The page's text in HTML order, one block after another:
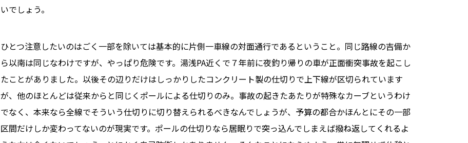
いでしょう。
ひとつ注意したいのはごく一部を除いては基本的に片側一車線の対面通行であるということ。同じ路線の吉備か
ら以南は同じなわけですが、やっぱり危険です。湯浅PA近くで７年前に夜釣り帰りの車が正面衝突事故を起こし
たことがありました。以後その辺りだけはしっかりしたコンクリート製の仕切りで上下線が区切られています
が、他のほとんどは従来からと同じくポールによる仕切りのみ。事故の起きたあたりが特殊なカーブというわけ
でなく、本来なら全線でそういう仕切りに切り替えられるべきなんでしょうが、予算の都合かほんとにその一部
区間だけしか変わってないのが現実です。ポールの仕切りなら居眠りで突っ込んでしまえば撥ね返してくれるよ